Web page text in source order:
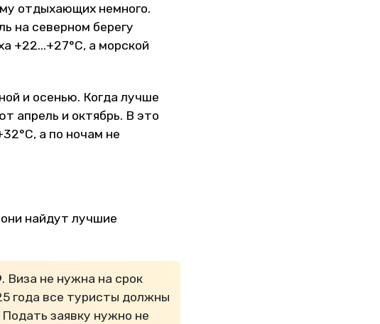
отдыхающих немного.
на северном берегу
+22...+27°С, а морской
и осенью. Когда лучше
апрель и октябрь. В это
а по ночам не
найдут лучшие
Виза не нужна на срок
года все туристы должны
заявку нужно не